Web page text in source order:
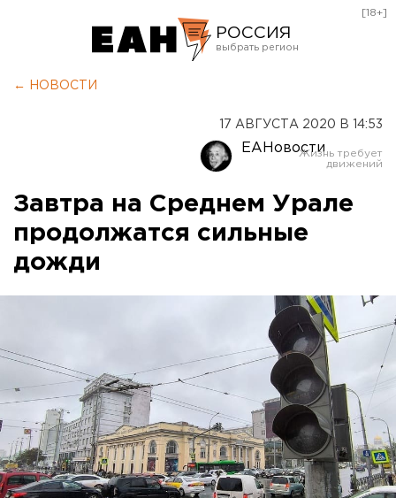
РОССИЯ
Оренбург
[18+]
← НОВОСТИ
17 АВГУСТА 2020 В 14:53
ЕАНовости
Завтра на Среднем Урале
продолжатся сильные
дожди